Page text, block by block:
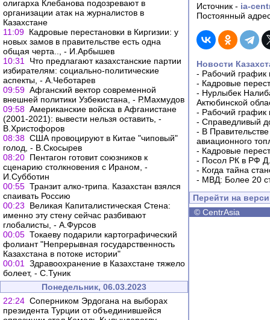
олигарха Клебанова подозревают в
организации атак на журналистов в
Казахстане
11:09 Кадровые перестановки в Киргизии: у
новых замов в правительстве есть одна
общая черта.., - И.Арбышев
10:31
Что предлагают казахстанские партии
избирателям: социально-политические
аспекты, - А.Чеботарев
09:59 Афганский вектор современной
внешней политики Узбекистана, - Р.Махмудов
09:58 Американские войска в Афганистане
(2001-2021): вывести нельзя оставить, -
В.Христофоров
08:38 США провоцируют в Китае "чиповый"
голод, - В.Скосырев
08:20 Пентагон готовит союзников к
сценарию столкновения с Ираном, -
И.Субботин
00:55 Транзит алко-трипа. Казахстан взялся
спаивать Россию
00:23
Великая Капиталистическая Стена:
именно эту стену сейчас разбивают
глобалисты, - А.Фурсов
00:05 Токаеву подарили картографический
фолиант "Непрерывная государственность
Казахстана в потоке истории"
00:01
Здравоохранение в Казахстане тяжело
болеет, - С.Туник
Понедельник, 06.03.2023
22:24 Соперником Эрдогана на выборах
президента Турции от объединившейся
Источник - ia-
Постоянный
Новости
- Рабочий график
- Кадровые
- Нурлыбек
Актюбинской
- Рабочий график
- Справедливый
- В
авиационного
- Кадровые
- Посол РК в РФ
- Когда тайна
- МВД: Более 20
Перейти на
© CentrAsia